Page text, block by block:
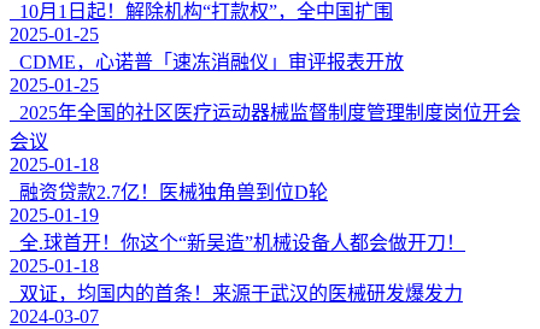
10月1日起！解除机构“打款权”，全中国扩围
2025-01-25
CDME，心诺普「速冻消融仪」审评报表开放
2025-01-25
2025年全国的社区医疗运动器械监督制度管理制度岗位开会
会议
2025-01-18
融资贷款2.7亿！医械独角兽到位D轮
2025-01-19
全.球首开！你这个“新吴造”机械设备人都会做开刀！
2025-01-18
双证，均国内的首条！来源于武汉的医械研发爆发力
2024-03-07